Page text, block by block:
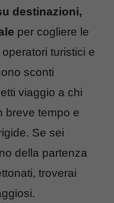
destinazioni,
per cogliere le
turistici e
sconti
viaggio a chi
breve tempo e
Se sei
della partenza
troverai